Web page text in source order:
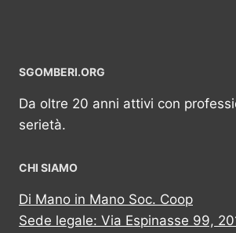
SGOMBERI.ORG
Da oltre 20 anni attivi con
serietà.
CHI SIAMO
Di Mano in Mano Soc. Coop
Sede legale: Via Espinasse 99,